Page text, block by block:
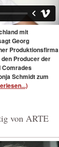
mit
Georg
Produktionsfirma
Producer der
Comrades
Schmidt zum
von ARTE